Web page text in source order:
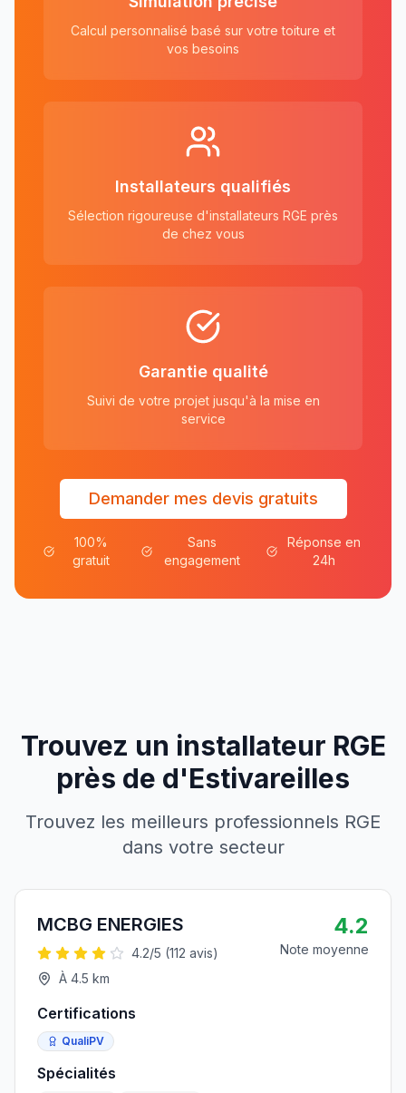
Calcul personnalisé basé sur votre toiture et
vos besoins
Installateurs qualifiés
Sélection rigoureuse d'installateurs RGE près
de chez vous
Garantie qualité
Suivi de votre projet jusqu'à la mise en
service
Demander mes devis gratuits
100%
gratuit
Sans
engagement
Réponse en
24h
Trouvez un installateur RGE
près de d'Estivareilles
Trouvez les meilleurs professionnels RGE
dans votre secteur
MCBG ENERGIES
4.2/5 (112 avis)
À 4.5 km
4.2
Note moyenne
Certifications
QualiPV
Spécialités